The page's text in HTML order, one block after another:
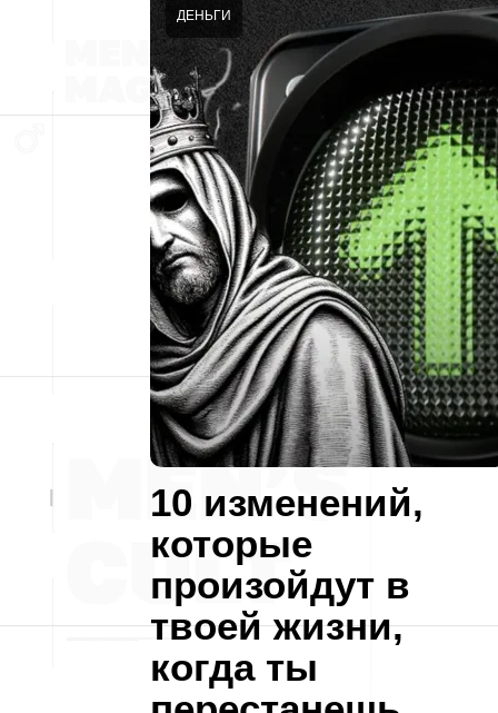
10 изменений,
которые
произойдут в
твоей жизни,
когда ты
ДЕНЬГИ